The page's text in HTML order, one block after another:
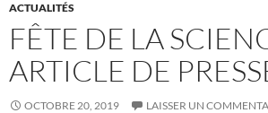
ACTUALITÉS
FÊTE DE LA
ARTICLE DE
OCTOBRE 20, 2019 LAISSER UN